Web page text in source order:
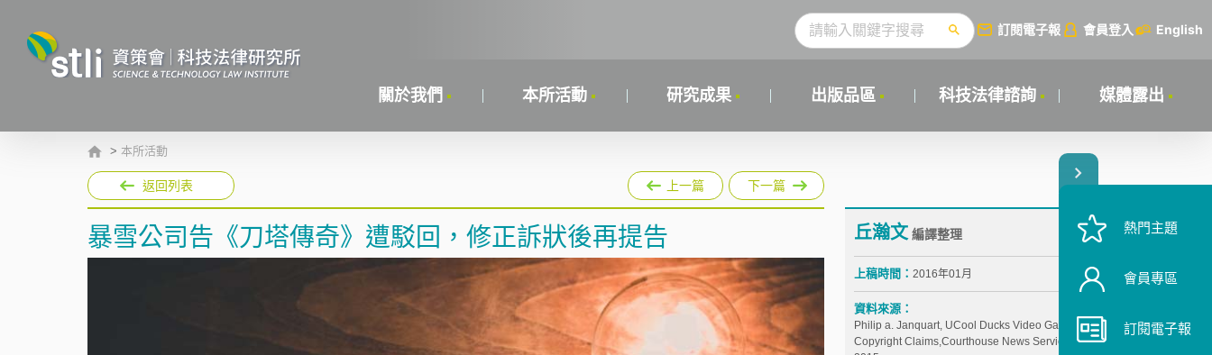
訂閱電子報 會員登入 English
關於我們 本所活動 研究成果 出版品區 科技法律諮詢 媒體露出
> 本所活動
返回列表 上一篇 下一篇
暴雪公司告《刀塔傳奇》遭駁回，修正訴狀後再提告 丘瀚文 編譯整理
上稿時間： 2016年01月
資料來源：
Philip a. Janquart, UCool Ducks Video Game
Copyright Claims,Courthouse News Service, Dec 17,
熱門主題
會員專區
訂閱電子報